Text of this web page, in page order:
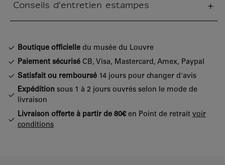
Conseils d'entretien estampes
Boutique officielle du musée du Louvre
Paiement sécurisé CB, Visa, Mastercard, Amex, Paypal
Satisfait ou remboursé 14 jours pour changer d'avis
Expédition sous 1 à 2 jours ouvrés selon le mode de
livraison
Livraison offerte à partir de 80€en Point de retrait voir
conditions